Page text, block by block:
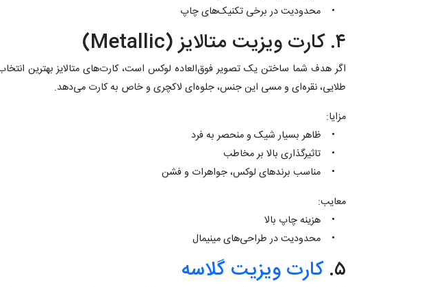
• محدودیت در برخی تکنیک‌های چاپ
۴. کارت ویزیت متالایز (Metallic)
اگر هدف شما ساختن یک تصویر فوق‌العاده لوکس است، کارت‌های متالایز بهترین
طلایی، نقره‌ای و مسی این جنس، جلوه‌ای لاکچری و خاص به کارت می‌دهد.
مزایا:
• ظاهر بسیار شیک و منحصر به فرد
• تاثیرگذاری بالا بر مخاطب
• مناسب برندهای لوکس، جواهرات و فشن
معایب:
• هزینه چاپ بالا
• محدودیت در طراحی‌های مینیمال
۵. کارت ویزیت گلاسه